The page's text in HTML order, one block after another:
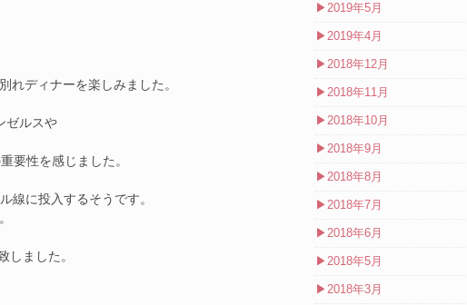
れディナーを楽しみました。
ゼルスや
要性を感じました。
線に投入するそうです。
しました。
▶2019年5月
▶2019年4月
▶2018年12月
▶2018年11月
▶2018年10月
▶2018年9月
▶2018年8月
▶2018年7月
▶2018年6月
▶2018年5月
▶2018年3月